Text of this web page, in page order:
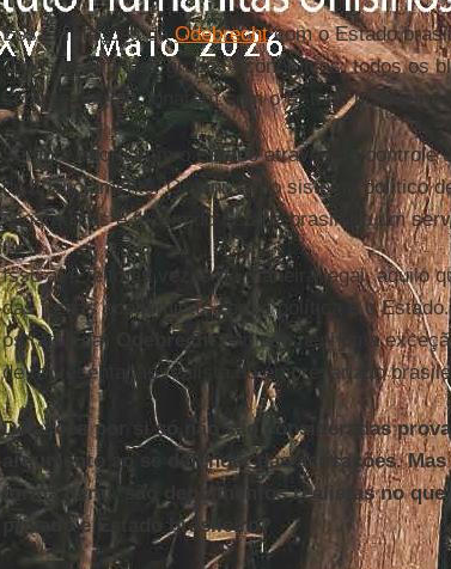
Essas relações daOdebrechtcom o Estado
Todos os grandes grupos econômicos, todos os
sempre se relacionaram com o Estado brasileiro
Sempre abordaram o Estado através do controle
de financiamento. Organizam o sistema político
oligárquicas e fazem do Estado brasileiro um
Isso aí é feito às vezes de maneira legal, aquilo
das forças econômicas com a política e o
os (atos da)
Odebrechtnão são nenhuma
de representação realista do empresariado
Delações por si só não são consideradas
argumento ao se defender das acusações.
forma geral, são depoimentos realistas no
privado e Estado brasileiro?